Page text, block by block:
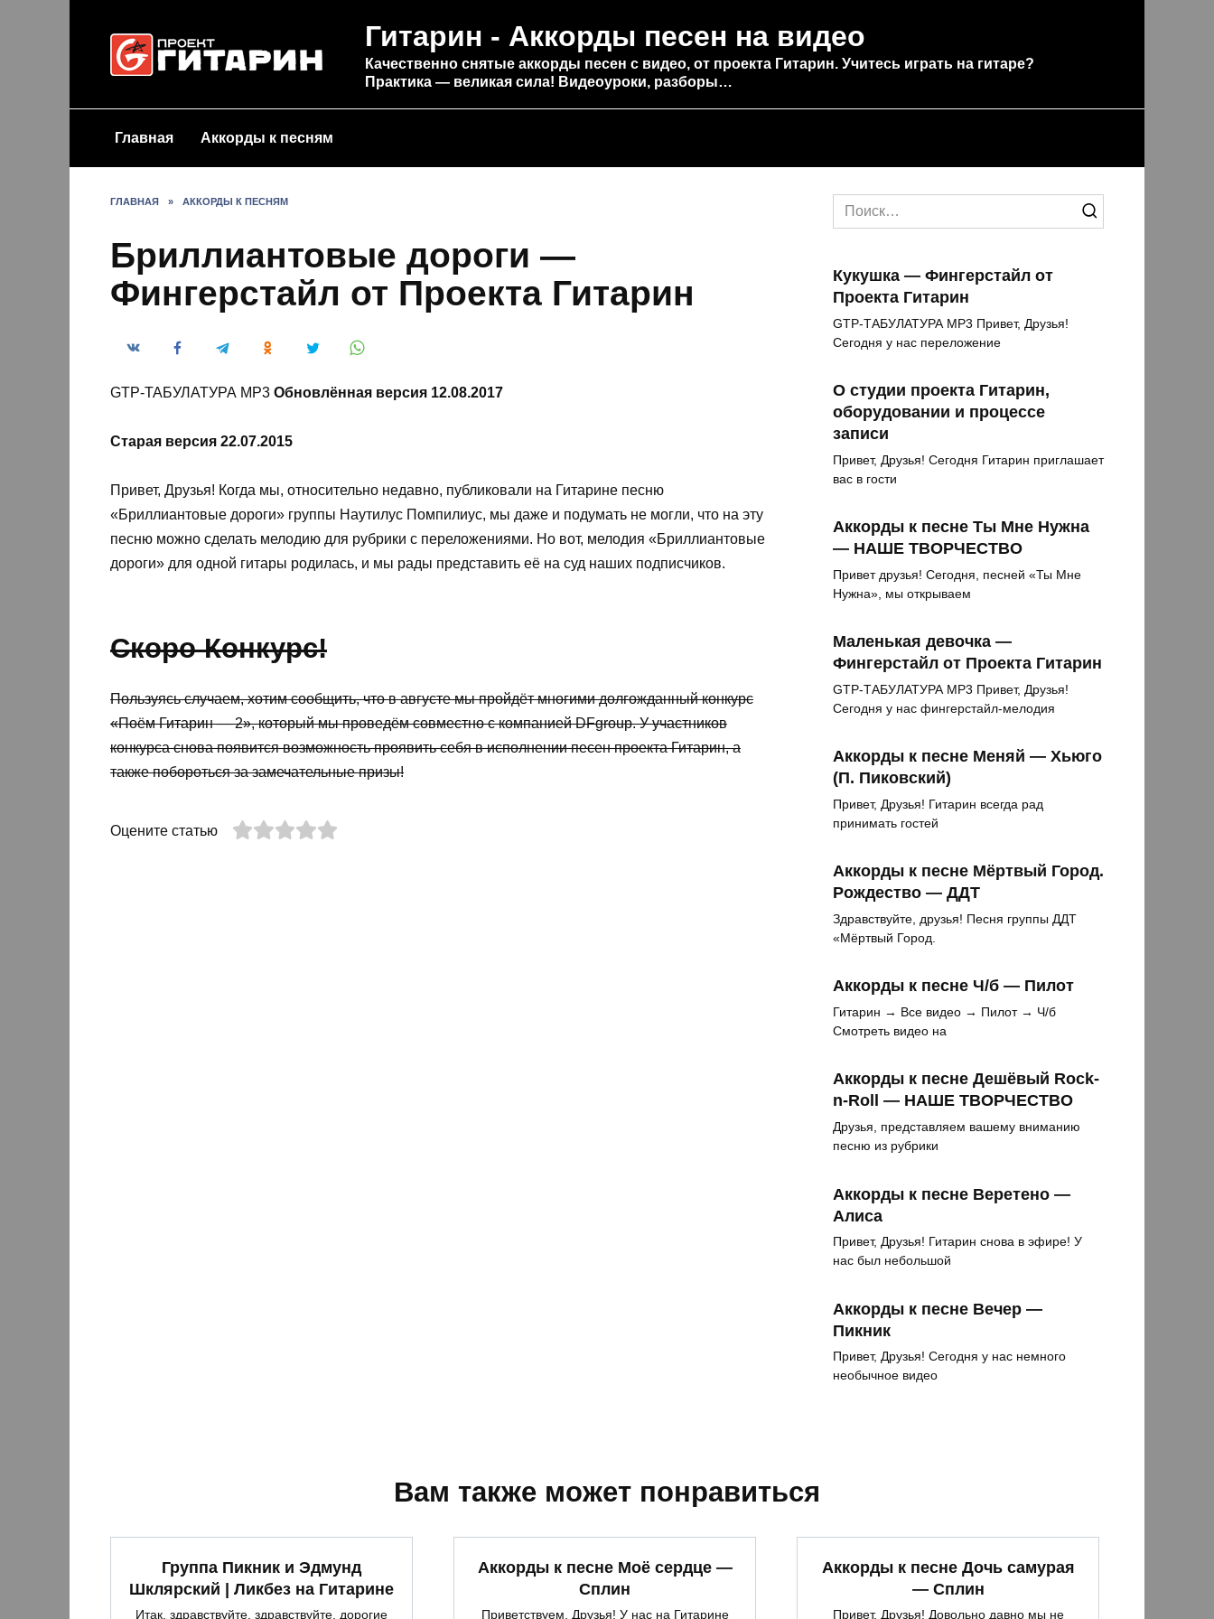
Гитарин - Аккорды песен на видео
Качественно снятые аккорды песен с видео, от проекта Гитарин. Учитесь играть на гитаре?
Практика — великая сила! Видеоуроки, разборы…
Главная Аккорды к песням
ГЛАВНАЯ » АККОРДЫ К ПЕСНЯМ
Бриллиантовые дороги —
Фингерстайл от Проекта Гитарин
GTP-ТАБУЛАТУРА MP3 Обновлённая версия 12.08.2017
Старая версия 22.07.2015
Привет, Друзья! Когда мы, относительно недавно, публиковали на Гитарине песню
«Бриллиантовые дороги» группы Наутилус Помпилиус, мы даже и подумать не могли, что на эту
песню можно сделать мелодию для рубрики с переложениями. Но вот, мелодия «Бриллиантовые
дороги» для одной гитары родилась, и мы рады представить её на суд наших подписчиков.
Скоро Конкурс!
Пользуясь случаем, хотим сообщить, что в августе мы пройдёт многими долгожданный конкурс
«Поём Гитарин — 2», который мы проведём совместно с компанией DFgroup. У участников
конкурса снова появится возможность проявить себя в исполнении песен проекта Гитарин, а
также побороться за замечательные призы!
Оцените статью
Search
for:
Кукушка — Фингерстайл от
Проекта Гитарин
GTP-ТАБУЛАТУРА MP3 Привет, Друзья!
Сегодня у нас переложение
О студии проекта Гитарин,
оборудовании и процессе
записи
Привет, Друзья! Сегодня Гитарин приглашает
вас в гости
Аккорды к песне Ты Мне Нужна
— НАШЕ ТВОРЧЕСТВО
Привет друзья! Сегодня, песней «Ты Мне
Нужна», мы открываем
Маленькая девочка —
Фингерстайл от Проекта Гитарин
GTP-ТАБУЛАТУРА MP3 Привет, Друзья!
Сегодня у нас фингерстайл-мелодия
Аккорды к песне Меняй — Хьюго
(П. Пиковский)
Привет, Друзья! Гитарин всегда рад
принимать гостей
Аккорды к песне Мёртвый Город.
Рождество — ДДТ
Здравствуйте, друзья! Песня группы ДДТ
«Мёртвый Город.
Аккорды к песне Ч/б — Пилот
Гитарин → Все видео → Пилот → Ч/б
Смотреть видео на
Аккорды к песне Дешёвый Rock-
n-Roll — НАШЕ ТВОРЧЕСТВО
Друзья, представляем вашему вниманию
песню из рубрики
Аккорды к песне Веретено —
Алиса
Привет, Друзья! Гитарин снова в эфире! У
нас был небольшой
Аккорды к песне Вечер —
Пикник
Привет, Друзья! Сегодня у нас немного
необычное видео
Вам также может понравиться
Группа Пикник и Эдмунд
Шклярский | Ликбез на Гитарине
Итак, здравствуйте, здравствуйте, дорогие
Аккорды к песне Моё сердце —
Сплин
Приветствуем, Друзья! У нас на Гитарине
Аккорды к песне Дочь самурая
— Сплин
Привет, Друзья! Довольно давно мы не